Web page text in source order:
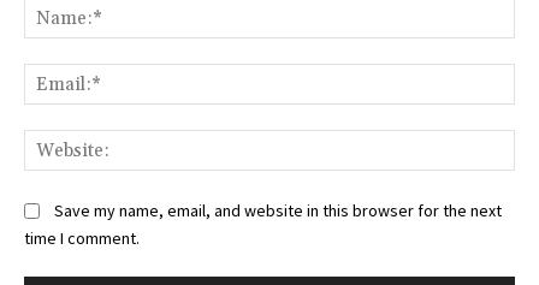
Save my name, email, and website in this browser for the next
time I comment.